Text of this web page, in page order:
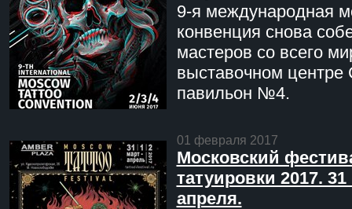
9-я международная
конвенция снова
мастеров со всего
выставочном центре
павильон №4.
01 февраля 2017
Московский
татуировки 2017. 31
апреля.